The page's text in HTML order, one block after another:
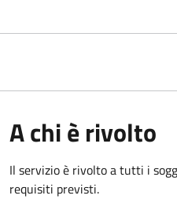
A chi è rivolto
Il servizio è rivolto a tutti i
requisiti previsti.